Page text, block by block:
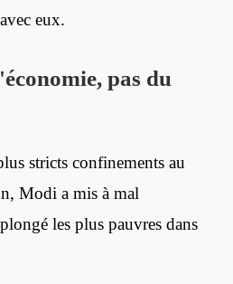
eux.
pas du
stricts confinements au
Modi a mis à mal
les plus pauvres dans